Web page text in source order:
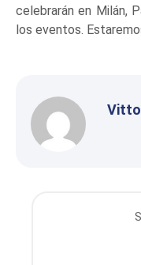
celebrarán en Milán,
los eventos.